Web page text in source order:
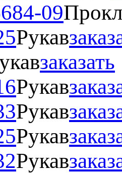
09
Рукав
заказать
Рукав
Рукав
Рукав
Рукав